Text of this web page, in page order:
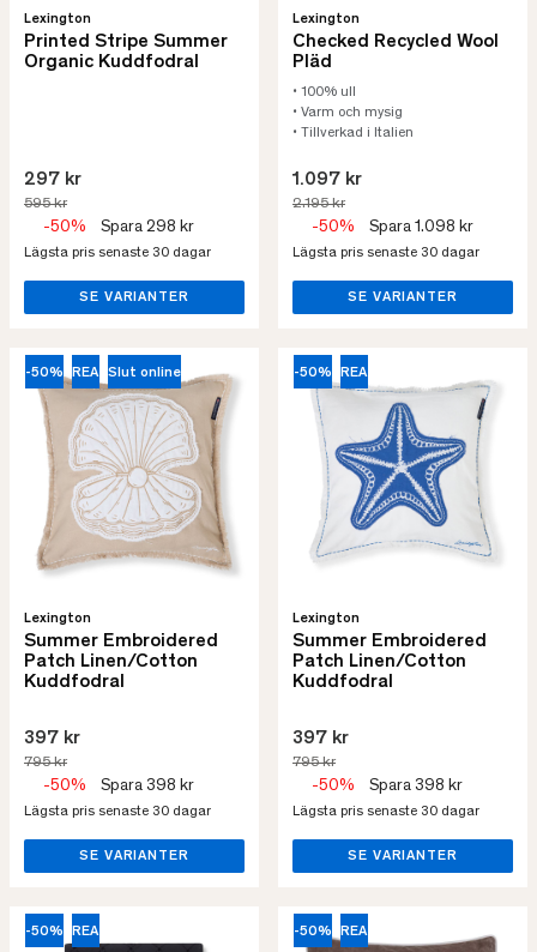
Lexington
Printed Stripe Summer
Organic Kuddfodral
297 kr
595 kr
-50% Spara 298 kr
Lägsta pris senaste 30 dagar
SE VARIANTER
Lexington
Checked Recycled Wool
Pläd
• 100% ull
• Varm och mysig
• Tillverkad i Italien
1.097 kr
2.195 kr
-50% Spara 1.098 kr
Lägsta pris senaste 30 dagar
SE VARIANTER
-50% REA Slut online
Lexington
Summer Embroidered
Patch Linen/Cotton
Kuddfodral
397 kr
795 kr
-50% Spara 398 kr
Lägsta pris senaste 30 dagar
SE VARIANTER
-50% REA
Lexington
Summer Embroidered
Patch Linen/Cotton
Kuddfodral
397 kr
795 kr
-50% Spara 398 kr
Lägsta pris senaste 30 dagar
SE VARIANTER
-50% REA -50% REA